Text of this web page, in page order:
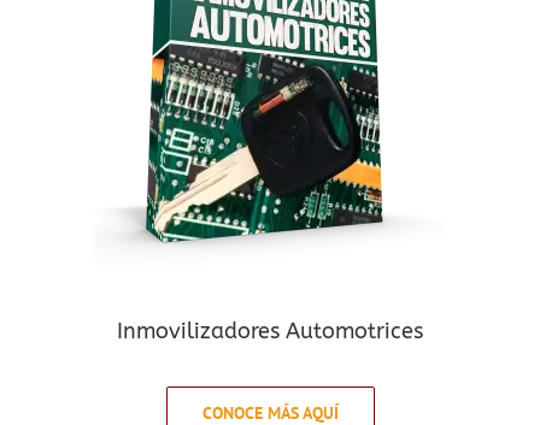
Inmovilizadores Automotrices
CONOCE MÁS AQUÍ